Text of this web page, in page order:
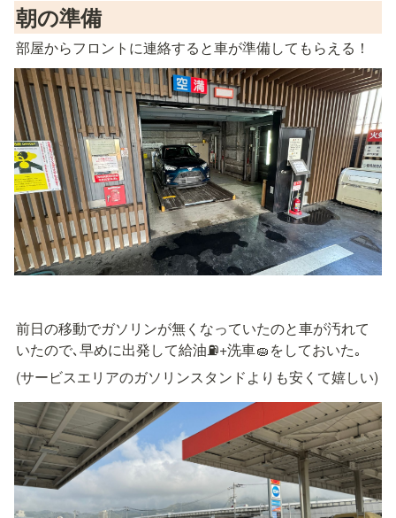
朝の準備
部屋からフロントに連絡すると車が準備してもらえる！
前日の移動でガソリンが無くなっていたのと車が汚れて
いたので､早めに出発して給油⛽+洗車🧽をしておいた｡
(サービスエリアのガソリンスタンドよりも安くて嬉しい)